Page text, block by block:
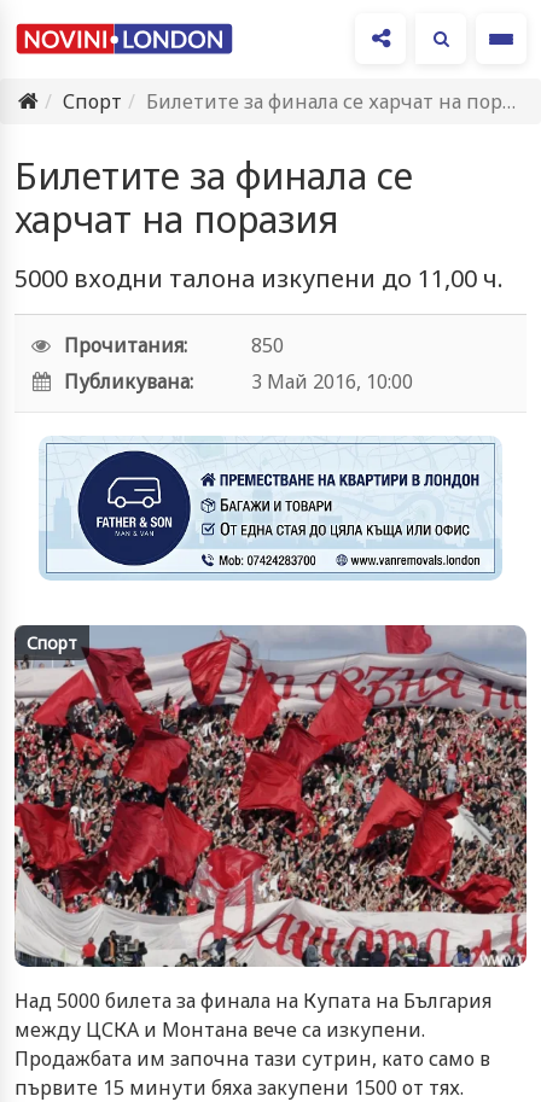
Спорт
Билетите за финала се харчат на поразия
Билетите за финала се
харчат на поразия
5000 входни талона изкупени до 11,00 ч.
Прочитания:
850
Публикувана:
3 Май 2016, 10:00
Спорт
Над 5000 билета за финала на Купата на България
между ЦСКА и Монтана вече са изкупени.
Продажбата им започна тази сутрин, като само в
първите 15 минути бяха закупени 1500 от тях.